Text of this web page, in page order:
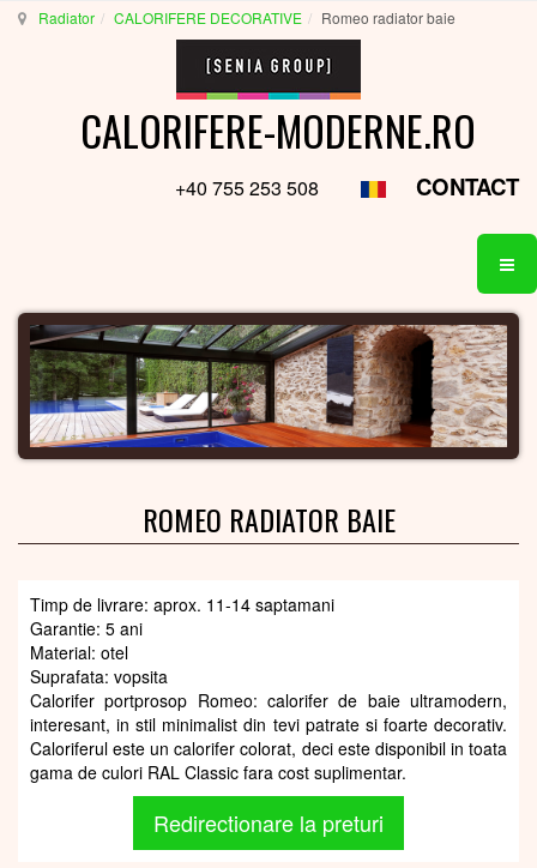
Radiator CALORIFERE DECORATIVE Romeo radiator baie
CALORIFERE-MODERNE.RO
+40 755 253 508 CONTACT
ROMEO RADIATOR BAIE
Timp de livrare: aprox. 11-14 saptamani
Garantie: 5 ani
Material: otel
Suprafata: vopsita
Calorifer portprosop Romeo: calorifer de baie ultramodern,
interesant, in stil minimalist din tevi patrate si foarte decorativ.
Caloriferul este un calorifer colorat, deci este disponibil in toata
gama de culori RAL Classic fara cost suplimentar.
Redirectionare la preturi